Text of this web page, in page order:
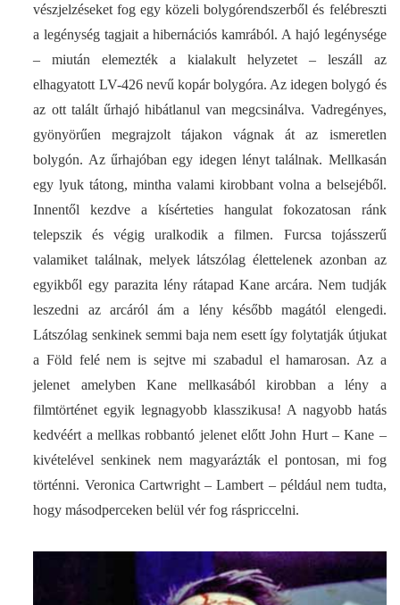
vészjelzéseket fog egy közeli bolygórendszerből és felébreszti
a legénység tagjait a hibernációs kamrából. A hajó legénysége
– miután elemezték a kialakult helyzetet – leszáll az
elhagyatott LV-426 nevű kopár bolygóra. Az idegen bolygó és
az ott talált űrhajó hibátlanul van megcsinálva. Vadregényes,
gyönyörűen megrajzolt tájakon vágnak át az ismeretlen
bolygón. Az űrhajóban egy idegen lényt találnak. Mellkasán
egy lyuk tátong, mintha valami kirobbant volna a belsejéből.
Innentől kezdve a kísérteties hangulat fokozatosan ránk
telepszik és végig uralkodik a filmen. Furcsa tojásszerű
valamiket találnak, melyek látszólag élettelenek azonban az
egyikből egy parazita lény rátapad Kane arcára. Nem tudják
leszedni az arcáról ám a lény később magától elengedi.
Látszólag senkinek semmi baja nem esett így folytatják útjukat
a Föld felé nem is sejtve mi szabadul el hamarosan. Az a
jelenet amelyben Kane mellkasából kirobban a lény a
filmtörténet egyik legnagyobb klasszikusa! A nagyobb hatás
kedvéért a mellkas robbantó jelenet előtt John Hurt – Kane –
kivételével senkinek nem magyarázták el pontosan, mi fog
történni. Veronica Cartwright – Lambert – például nem tudta,
hogy másodperceken belül vér fog ráspriccelni.